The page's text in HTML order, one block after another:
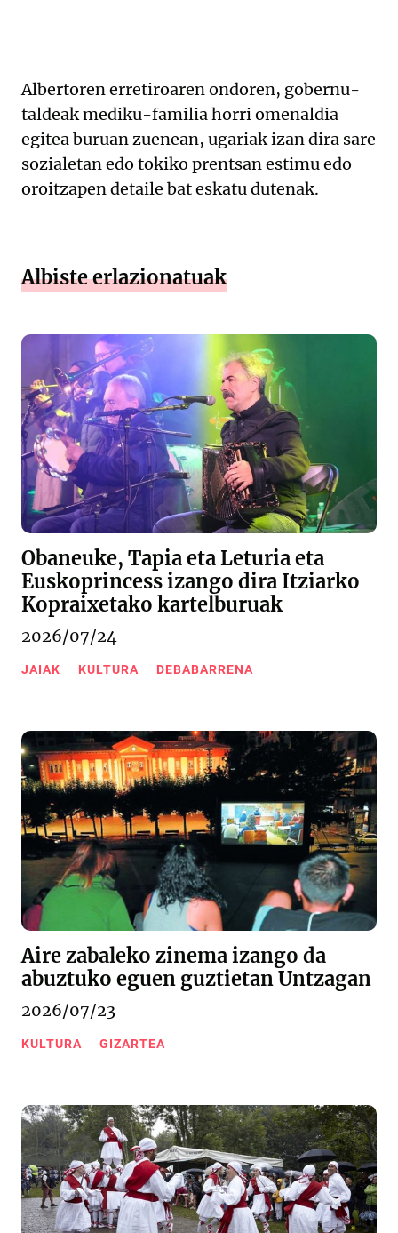
Albertoren erretiroaren ondoren, gobernu-
taldeak mediku-familia horri omenaldia
egitea buruan zuenean, ugariak izan dira sare
sozialetan edo tokiko prentsan estimu edo
oroitzapen detaile bat eskatu dutenak.
Albiste erlazionatuak
Obaneuke, Tapia eta Leturia eta
Euskoprincess izango dira Itziarko
Kopraixetako kartelburuak
2026/07/24
JAIAK KULTURA DEBABARRENA
Aire zabaleko zinema izango da
abuztuko eguen guztietan Untzagan
2026/07/23
KULTURA GIZARTEA